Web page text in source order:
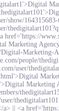
show/
href='https://
Marketing
Marketing-
people/
user/
Marketing
|| <a